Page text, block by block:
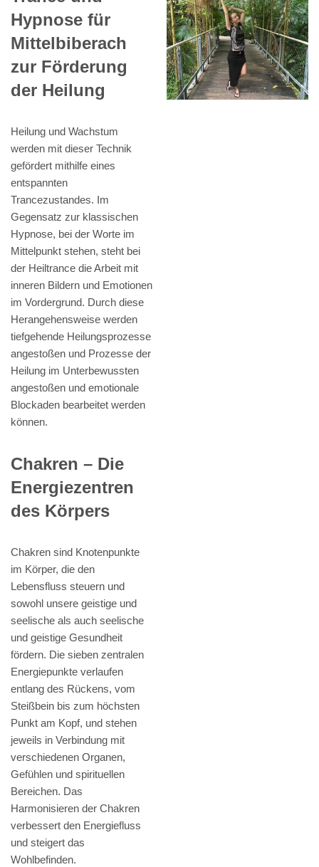
Hypnose für
Mittelbiberach
zur Förderung
der Heilung
Heilung und Wachstum
werden mit dieser Technik
gefördert mithilfe eines
entspannten
Trancezustandes. Im
Gegensatz zur klassischen
Hypnose, bei der Worte im
Mittelpunkt stehen, steht bei
der Heiltrance die Arbeit mit
inneren Bildern und Emotionen
im Vordergrund. Durch diese
Herangehensweise werden
tiefgehende Heilungsprozesse
angestoßen und Prozesse der
Heilung im Unterbewussten
angestoßen und emotionale
Blockaden bearbeitet werden
können.
Chakren – Die
Energiezentren
des Körpers
Chakren sind Knotenpunkte
im Körper, die den
Lebensfluss steuern und
sowohl unsere geistige und
seelische als auch seelische
und geistige Gesundheit
fördern. Die sieben zentralen
Energiepunkte verlaufen
entlang des Rückens, vom
Steißbein bis zum höchsten
Punkt am Kopf, und stehen
jeweils in Verbindung mit
verschiedenen Organen,
Gefühlen und spirituellen
Bereichen. Das
Harmonisieren der Chakren
verbessert den Energiefluss
und steigert das
Wohlbefinden.